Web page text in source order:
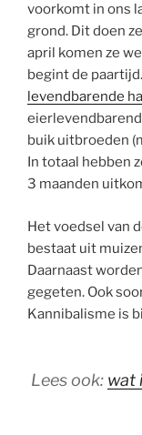
voorkomt in ons
grond. Dit doen
april komen ze
begint de
levendbarende
buik uitbroeden
In totaal hebben
3 maanden
Het voedsel van
bestaat uit
Daarnaast
gegeten. Ook
Kannibalisme is
Lees ook: wat